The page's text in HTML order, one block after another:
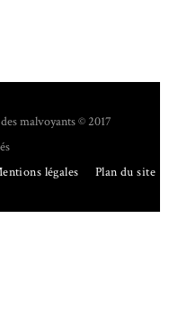
malvoyants © 2017
légales
Plan du site